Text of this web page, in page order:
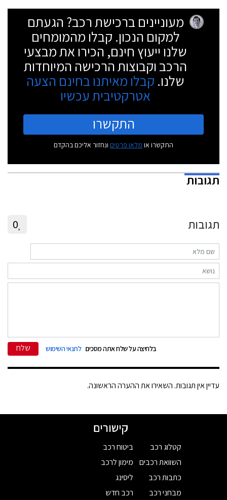
מעוניינים ברכישת רכב? הגעתם
למקום הנכון. קבלו מהמומחים
שלנו ייעוץ חינם, הכירו את מבצעי
הרכב וקבוצות הרכישה המיוחדות
שלנו. קבלו מאיתנו בחינם הצעה
אטרקטיבית עכשיו
התקשרו
התקשרו או מלאו פרטים ונחזור אליכם בהקדם
תגובות
תגובות 0
בלחיצה על שלח אתה מסכים לתנאי השימוש שלח
עדיין אין תגובות. השאירו את ההערה הראשונה.
קישורים
קטלוג רכב
השוואת רכבים
כתבות רכב
מבחני רכב
ביטוח רכב
מימון לרכב
ליסינג
רכב חדש